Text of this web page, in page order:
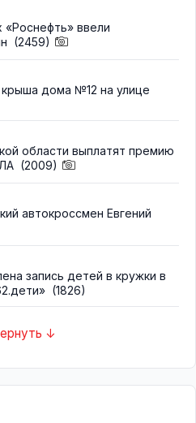
«Роснефть» ввели
(2459)
дома №12 на улице
области выплатят премию
(2009)
автокроссмен Евгений
запись детей в кружки в
(1826)
↓